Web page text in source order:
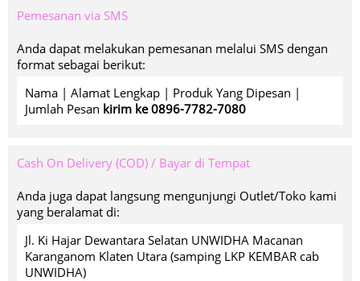
Pemesanan via SMS
Anda dapat melakukan pemesanan melalui SMS dengan
format sebagai berikut:
Nama | Alamat Lengkap | Produk Yang Dipesan |
Jumlah Pesan kirim ke 0896-7782-7080
Cash On Delivery (COD) / Bayar di Tempat
Anda juga dapat langsung mengunjungi Outlet/Toko kami
yang beralamat di:
Jl. Ki Hajar Dewantara Selatan UNWIDHA Macanan
Karanganom Klaten Utara (samping LKP KEMBAR cab
UNWIDHA)